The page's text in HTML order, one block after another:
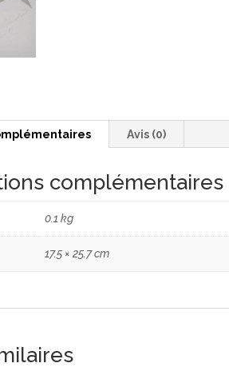
Avis (0)
complémentaires
0.1 kg
17.5 × 25.7 cm